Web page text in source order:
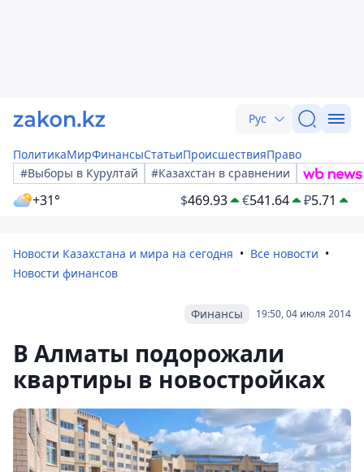
Рус
ПолитикаМирФинансыСтатьиПроисшествияПраво
#Выборы в Курултай
#Казахстан в сравнении
+31° $469.93 €541.64 ₽5.71
Новости Казахстана и мира на сегодня
Все новости
Новости финансов
19:50, 04 июля 2014
Финансы
В Алматы подорожали
квартиры в новостройках